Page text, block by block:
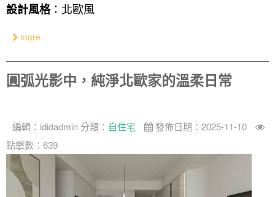
設計風格：北歐風
more
圓弧光影中，純淨北歐家的溫柔日常
編輯： ididadmin 分類： 自住宅
發佈日期：2025-11-10
點擊數：639
如何使用點一點
我要裝潢
裝潢計算機
案例分享
類型
居家
面積
人氣推薦
設計好手
設計專欄